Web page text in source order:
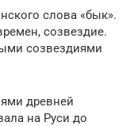
слова «бык».
созвездие.
созвездиями
древней
на Руси до